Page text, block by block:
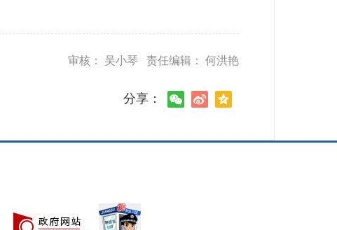
审核： 吴小琴 责任编辑： 何洪艳
分享：